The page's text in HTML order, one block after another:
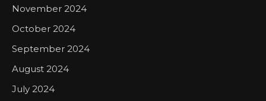
November 2024
October 2024
September 2024
August 2024
July 2024